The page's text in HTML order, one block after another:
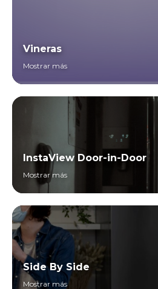
Vineras
Mostrar más
InstaView Door-in-Door
Mostrar más
Side By Side
Mostrar más